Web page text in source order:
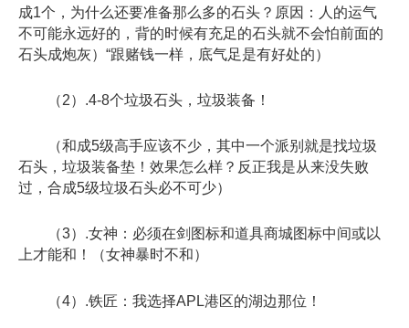
成1个，为什么还要准备那么多的石头？原因：人的运气
不可能永远好的，背的时候有充足的石头就不会怕前面的
石头成炮灰）“跟赌钱一样，底气足是有好处的）
（2）.4-8个垃圾石头，垃圾装备！
（和成5级高手应该不少，其中一个派别就是找垃圾
石头，垃圾装备垫！效果怎么样？反正我是从来没失败
过，合成5级垃圾石头必不可少）
（3）.女神：必须在剑图标和道具商城图标中间或以
上才能和！（女神暴时不和）
（4）.铁匠：我选择APL港区的湖边那位！